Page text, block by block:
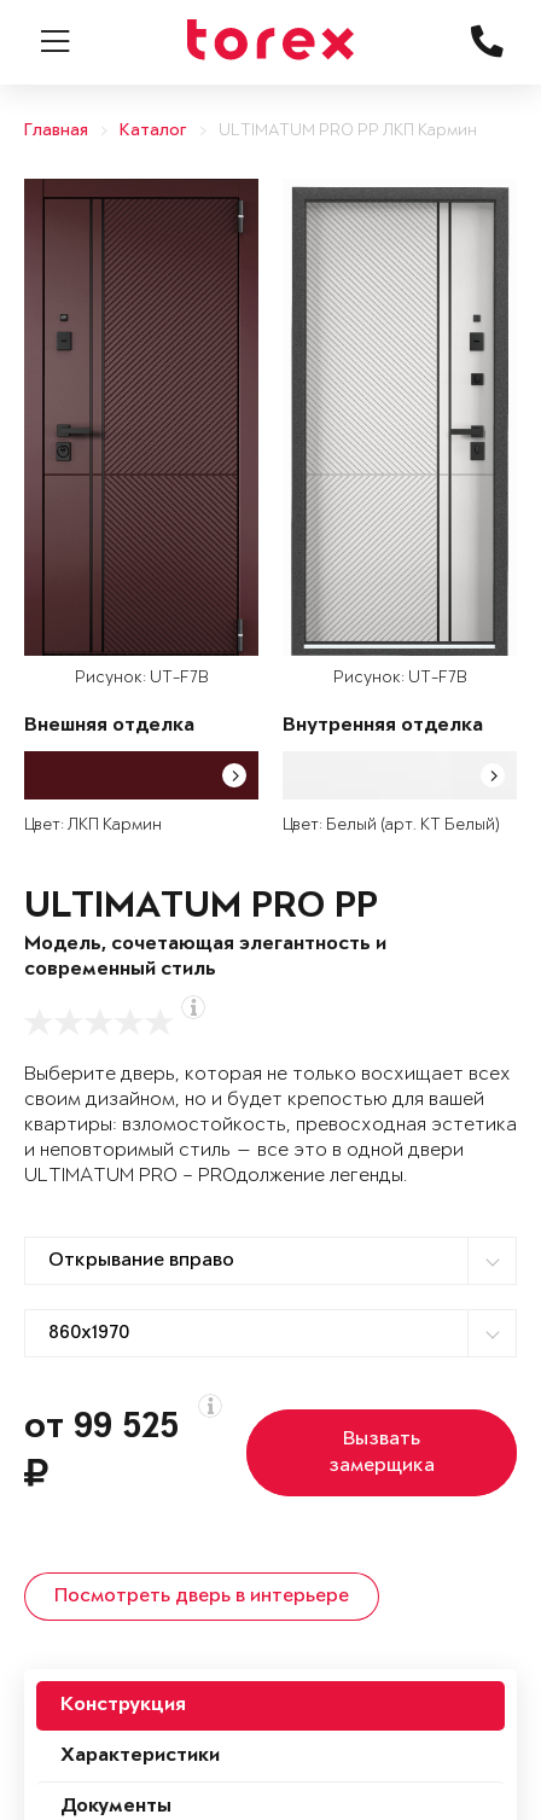
Главная Каталог ULTIMATUM PRO PP ЛКП Кармин
Рисунок: UT-F7B
Внешняя отделка
Цвет: ЛКП Кармин
Рисунок: UT-F7B
Внутренняя отделка
Цвет: Белый (арт. КТ Белый)
ULTIMATUM PRO PP
Модель, сочетающая элегантность и
современный стиль
Выберите дверь, которая не только восхищает всех
своим дизайном, но и будет крепостью для вашей
квартиры: взломостойкость, превосходная эстетика
и неповторимый стиль — все это в одной двери
ULTIMATUM PRO – PROдолжение легенды.
от 99 525
Вызвать
замерщика
Посмотреть дверь в интерьере
Конструкция
Характеристики
Документы